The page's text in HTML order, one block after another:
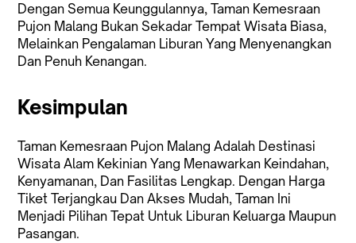
Dengan Semua Keunggulannya, Taman Kemesraan
Pujon Malang Bukan Sekadar Tempat Wisata Biasa,
Melainkan Pengalaman Liburan Yang Menyenangkan
Dan Penuh Kenangan.
Kesimpulan
Taman Kemesraan Pujon Malang Adalah Destinasi
Wisata Alam Kekinian Yang Menawarkan Keindahan,
Kenyamanan, Dan Fasilitas Lengkap. Dengan Harga
Tiket Terjangkau Dan Akses Mudah, Taman Ini
Menjadi Pilihan Tepat Untuk Liburan Keluarga Maupun
Pasangan.